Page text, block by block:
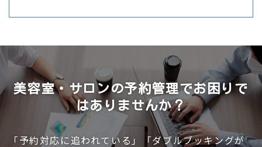
美容室・サロンの予約管理でお困りで
はありませんか？
「予約対応に追われている」「ダブルブッキングが